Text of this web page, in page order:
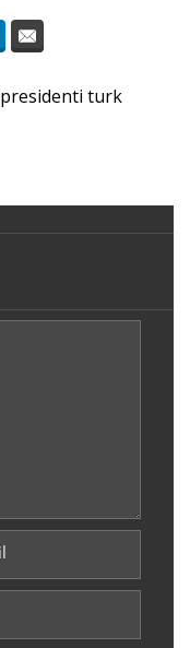
presidenti turk